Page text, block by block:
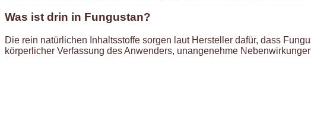
Was ist drin in Fungustan?
Die rein natürlichen Inhaltsstoffe sorgen laut Hersteller dafür, dass
körperlicher Verfassung des Anwenders, unangenehme